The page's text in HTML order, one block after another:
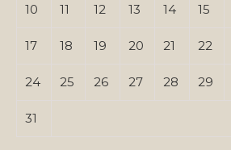
10 11 12 13 14 15
17 18 19 20 21 22
24 25 26 27 28 29
31